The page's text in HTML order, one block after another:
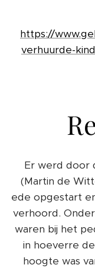
https://
verhuurde-
Er werd door
(Martin de
ede opgestart
verhoord.
waren bij het
in hoeverre
hoogte was